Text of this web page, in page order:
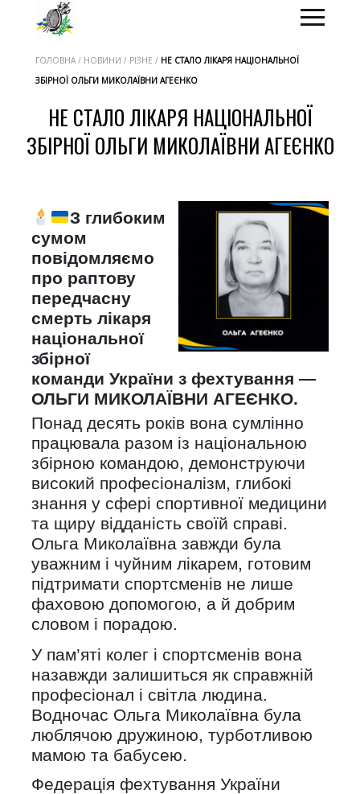
ГОЛОВНА / НОВИНИ / РІЗНЕ / НЕ СТАЛО ЛІКАРЯ НАЦІОНАЛЬНОЇ
ЗБІРНОЇ ОЛЬГИ МИКОЛАЇВНИ АГЕЄНКО
НЕ СТАЛО ЛІКАРЯ НАЦІОНАЛЬНОЇ
ЗБІРНОЇ ОЛЬГИ МИКОЛАЇВНИ АГЕЄНКО
З глибоким
сумом
повідомляємо
про раптову
передчасну
смерть лікаря
національної
збірної
команди України з фехтування —
ОЛЬГИ МИКОЛАЇВНИ АГЕЄНКО.
Понад десять років вона сумлінно
працювала разом із національною
збірною командою, демонструючи
високий професіоналізм, глибокі
знання у сфері спортивної медицини
та щиру відданість своїй справі.
Ольга Миколаївна завжди була
уважним і чуйним лікарем, готовим
підтримати спортсменів не лише
фаховою допомогою, а й добрим
словом і порадою.
У пам’яті колег і спортсменів вона
назавжди залишиться як справжній
професіонал і світла людина.
Водночас Ольга Миколаївна була
люблячою дружиною, турботливою
мамою та бабусею.
Федерація фехтування України